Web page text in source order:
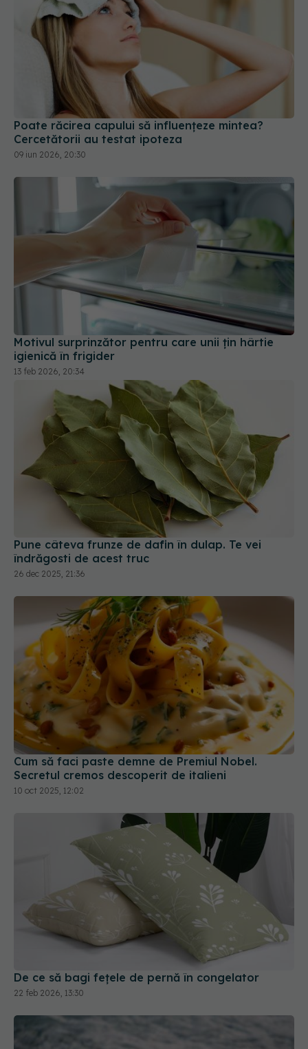
Poate răcirea capului să influențeze mintea?
Cercetătorii au testat ipoteza
09 iun 2026, 20:30
Motivul surprinzător pentru care unii țin hârtie
igienică în frigider
13 feb 2026, 20:34
Pune câteva frunze de dafin în dulap. Te vei
îndrăgosti de acest truc
26 dec 2025, 21:36
Cum să faci paste demne de Premiul Nobel.
Secretul cremos descoperit de italieni
10 oct 2025, 12:02
De ce să bagi fețele de pernă în congelator
22 feb 2026, 13:30